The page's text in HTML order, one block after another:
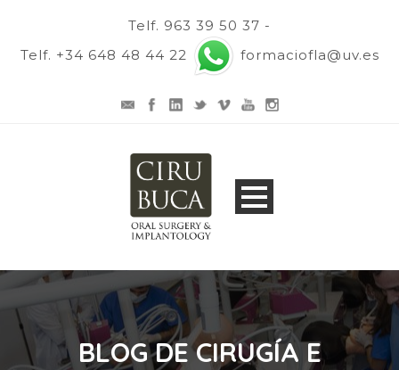
Telf. 963 39 50 37 -
Telf. +34 648 48 44 22
formaciofla@uv.es
BLOG DE CIRUGÍA E